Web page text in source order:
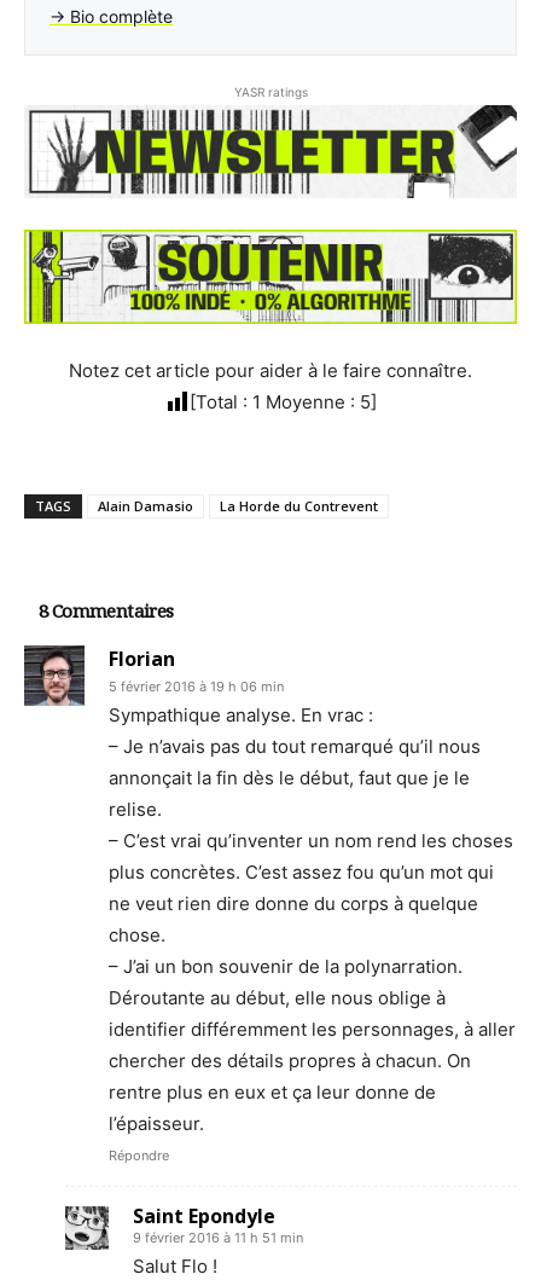
→ Bio complète
YASR ratings
Notez cet article pour aider à le faire connaître.
[Total : 1 Moyenne : 5]
TAGS Alain Damasio La Horde du Contrevent
8 Commentaires
Florian
5 février 2016 à 19 h 06 min
Sympathique analyse. En vrac :
– Je n’avais pas du tout remarqué qu’il nous
annonçait la fin dès le début, faut que je le
relise.
– C’est vrai qu’inventer un nom rend les choses
plus concrètes. C’est assez fou qu’un mot qui
ne veut rien dire donne du corps à quelque
chose.
– J’ai un bon souvenir de la polynarration.
Déroutante au début, elle nous oblige à
identifier différemment les personnages, à aller
chercher des détails propres à chacun. On
rentre plus en eux et ça leur donne de
l’épaisseur.
Répondre
Saint Epondyle
9 février 2016 à 11 h 51 min
Salut Flo !